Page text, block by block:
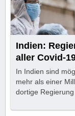
Indien:
aller Covid-
In Indien sind
mehr als einer
dortige